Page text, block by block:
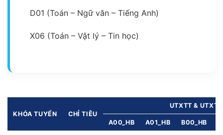
D01 (Toán – Ngữ văn – Tiếng Anh)
X06 (Toán – Vật lý – Tin học)
KHÓA TUYỂN CHỈ TIÊU
UTXTT & UTXT
A00_HB A01_HB B00_HB